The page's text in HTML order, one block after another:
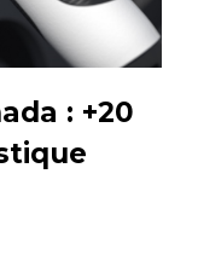
: +20